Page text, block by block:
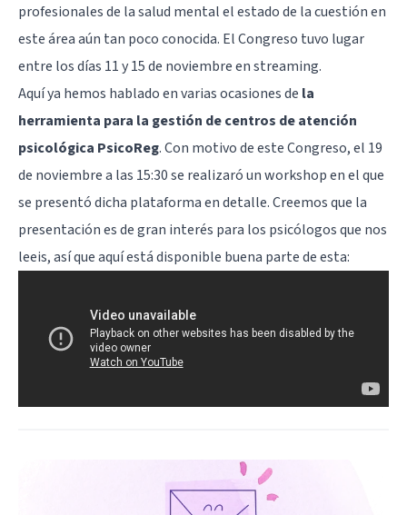
profesionales de la salud mental el estado de la cuestión en
este área aún tan poco conocida. El Congreso tuvo lugar
entre los días 11 y 15 de noviembre en streaming.
Aquí ya hemos hablado en varias ocasiones de la
herramienta para la gestión de centros de atención
psicológica PsicoReg. Con motivo de este Congreso, el 19
de noviembre a las 15:30 se realizaró un workshop en el que
se presentódicha plataformaen detalle. Creemos que la
presentación es de gran interés para los psicólogos que nos
leeis, así que aquí está disponible buena parte de esta: